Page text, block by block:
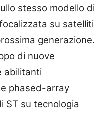
stesso modello di
su satelliti
generazione.
di nuove
abilitanti
phased-array
ST su tecnologia